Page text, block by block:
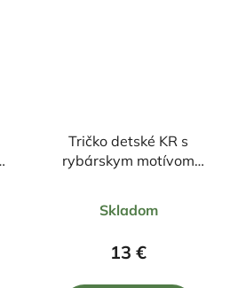
Tričko detské KR s
rybárskym motívom
hodnotenie
produktu
Skladom
13 €